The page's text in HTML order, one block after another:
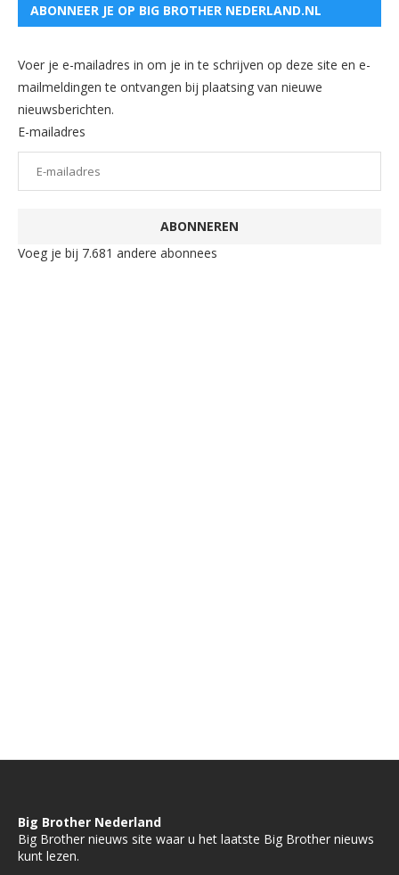
ABONNEER JE OP BIG BROTHER NEDERLAND.NL
Voer je e-mailadres in om je in te schrijven op deze site en e-
mailmeldingen te ontvangen bij plaatsing van nieuwe
nieuwsberichten.
E-mailadres
ABONNEREN
Voeg je bij 7.681 andere abonnees
Big Brother Nederland
Big Brother nieuws site waar u het laatste Big Brother nieuws
kunt lezen.